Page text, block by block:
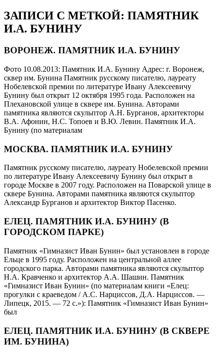
ЗАПИСИ С МЕТКОЙ: ПАМЯТНИК
И.А. БУНИНУ
ВОРОНЕЖ. ПАМЯТНИК И.А. БУНИНУ
Фото 10.08.2013: Памятник И.А. Бунину Адрес: г. Воронеж,
сквер им. Бунина Памятник русскому писателю, лауреату
Нобелевской премии по литературе Ивану Алексеевичу
Бунину был открыт 12 октября 1995 года. Расположен на
Плехановской улице в сквере им. Бунина. Авторами
памятника являются скульптор А.Н. Бурганов, архитекторы
В.А. Афонин, Н.С. Топоев и В.Ю. Левин. Памятник И.А.
Бунину (по материалам
МОСКВА. ПАМЯТНИК И.А. БУНИНУ
Памятник русскому писателю, лауреату Нобелевской премии
по литературе Ивану Алексеевичу Бунину был открыт в
городе Москве в 2007 году. Расположен на Поварской улице в
сквере Бунина. Авторами памятника являются скульптор
Александр Бурганов и архитектор Виктор Пасенко.
ЕЛЕЦ. ПАМЯТНИК И.А. БУНИНУ (В
ГОРОДСКОМ ПАРКЕ)
Памятник «Гимназист Иван Бунин» был установлен в городе
Ельце в 1995 году. Расположен на центральной аллее
городского парка. Авторами памятника являются скульптор
Н.А. Кравченко и архитектор А.А. Шашин. Памятник
«Гимназист Иван Бунин» (по материалам книги «Елец:
прогулки с краеведом / А.С. Нарциссов, Д.А. Нарциссов. —
Липецк, 2015. — 72 с.»): Памятник «Гимназист Иван Бунин»
был
ЕЛЕЦ. ПАМЯТНИК И.А. БУНИНУ (В СКВЕРЕ
ИМ. БУНИНА)